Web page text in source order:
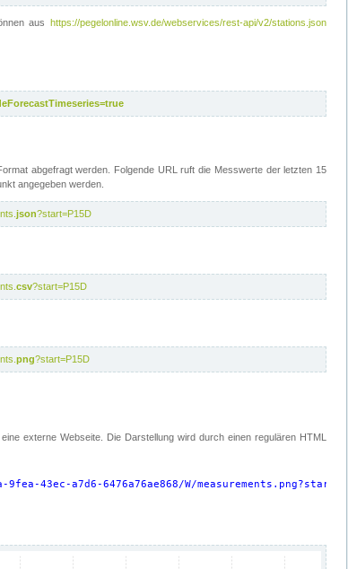
aushttps://pegelonline.wsv.de/webservices/rest-api/v2/stations.json
abgefragt werden. Folgende URL ruft die Messwerte der letzten 15
angegeben werden.
json?start=P15D
csv?start=P15D
png?start=P15D
externe Webseite. Die Darstellung wird durch einen regulären HTML
a7d6-6476a76ae868/W/